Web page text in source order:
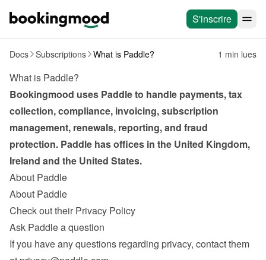
S'inscrire
Docs Subscriptions What is Paddle? 1 min lues
What is Paddle?
Bookingmood uses Paddle to handle payments, tax
collection, compliance, invoicing, subscription
management, renewals, reporting, and fraud
protection. Paddle has offices in the United Kingdom,
Ireland and the United States.
About Paddle
About Paddle
Check out their Privacy Policy
Ask Paddle a question
If you have any questions regarding privacy, contact them